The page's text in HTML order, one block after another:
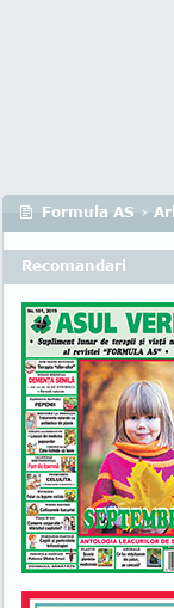
Formula AS ›
Recomandari